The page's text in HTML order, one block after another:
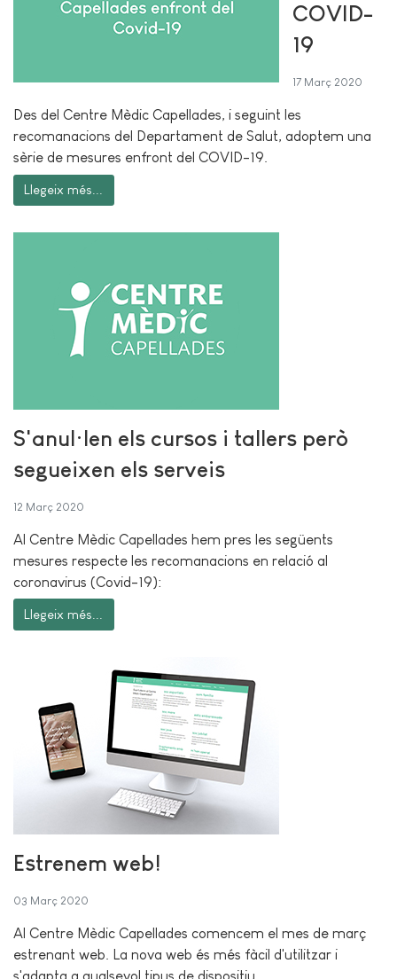
COVID-
19
17 Març 2020
Des del Centre Mèdic Capellades, i seguint les
recomanacions del Departament de Salut, adoptem una
sèrie de mesures enfront del COVID-19.
Llegeix més...
S'anul·len els cursos i tallers però
segueixen els serveis
12 Març 2020
Al Centre Mèdic Capellades hem pres les següents
mesures respecte les recomanacions en relació al
coronavirus (Covid-19):
Llegeix més...
Estrenem web!
03 Març 2020
Al Centre Mèdic Capellades comencem el mes de març
estrenant web. La nova web és més fàcil d'utilitzar i
s'adapta a qualsevol tipus de dispositiu.